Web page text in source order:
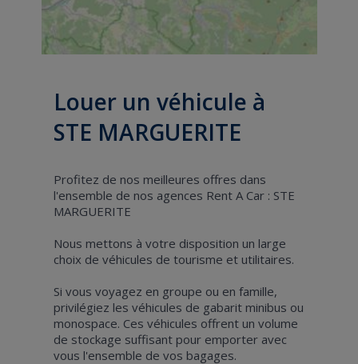
Louer un véhicule à
STE MARGUERITE
Profitez de nos meilleures offres dans
l'ensemble de nos agences Rent A Car : STE
MARGUERITE
Nous mettons à votre disposition un large
choix de véhicules de tourisme et utilitaires.
Si vous voyagez en groupe ou en famille,
privilégiez les véhicules de gabarit minibus ou
monospace. Ces véhicules offrent un volume
de stockage suffisant pour emporter avec
vous l'ensemble de vos bagages.